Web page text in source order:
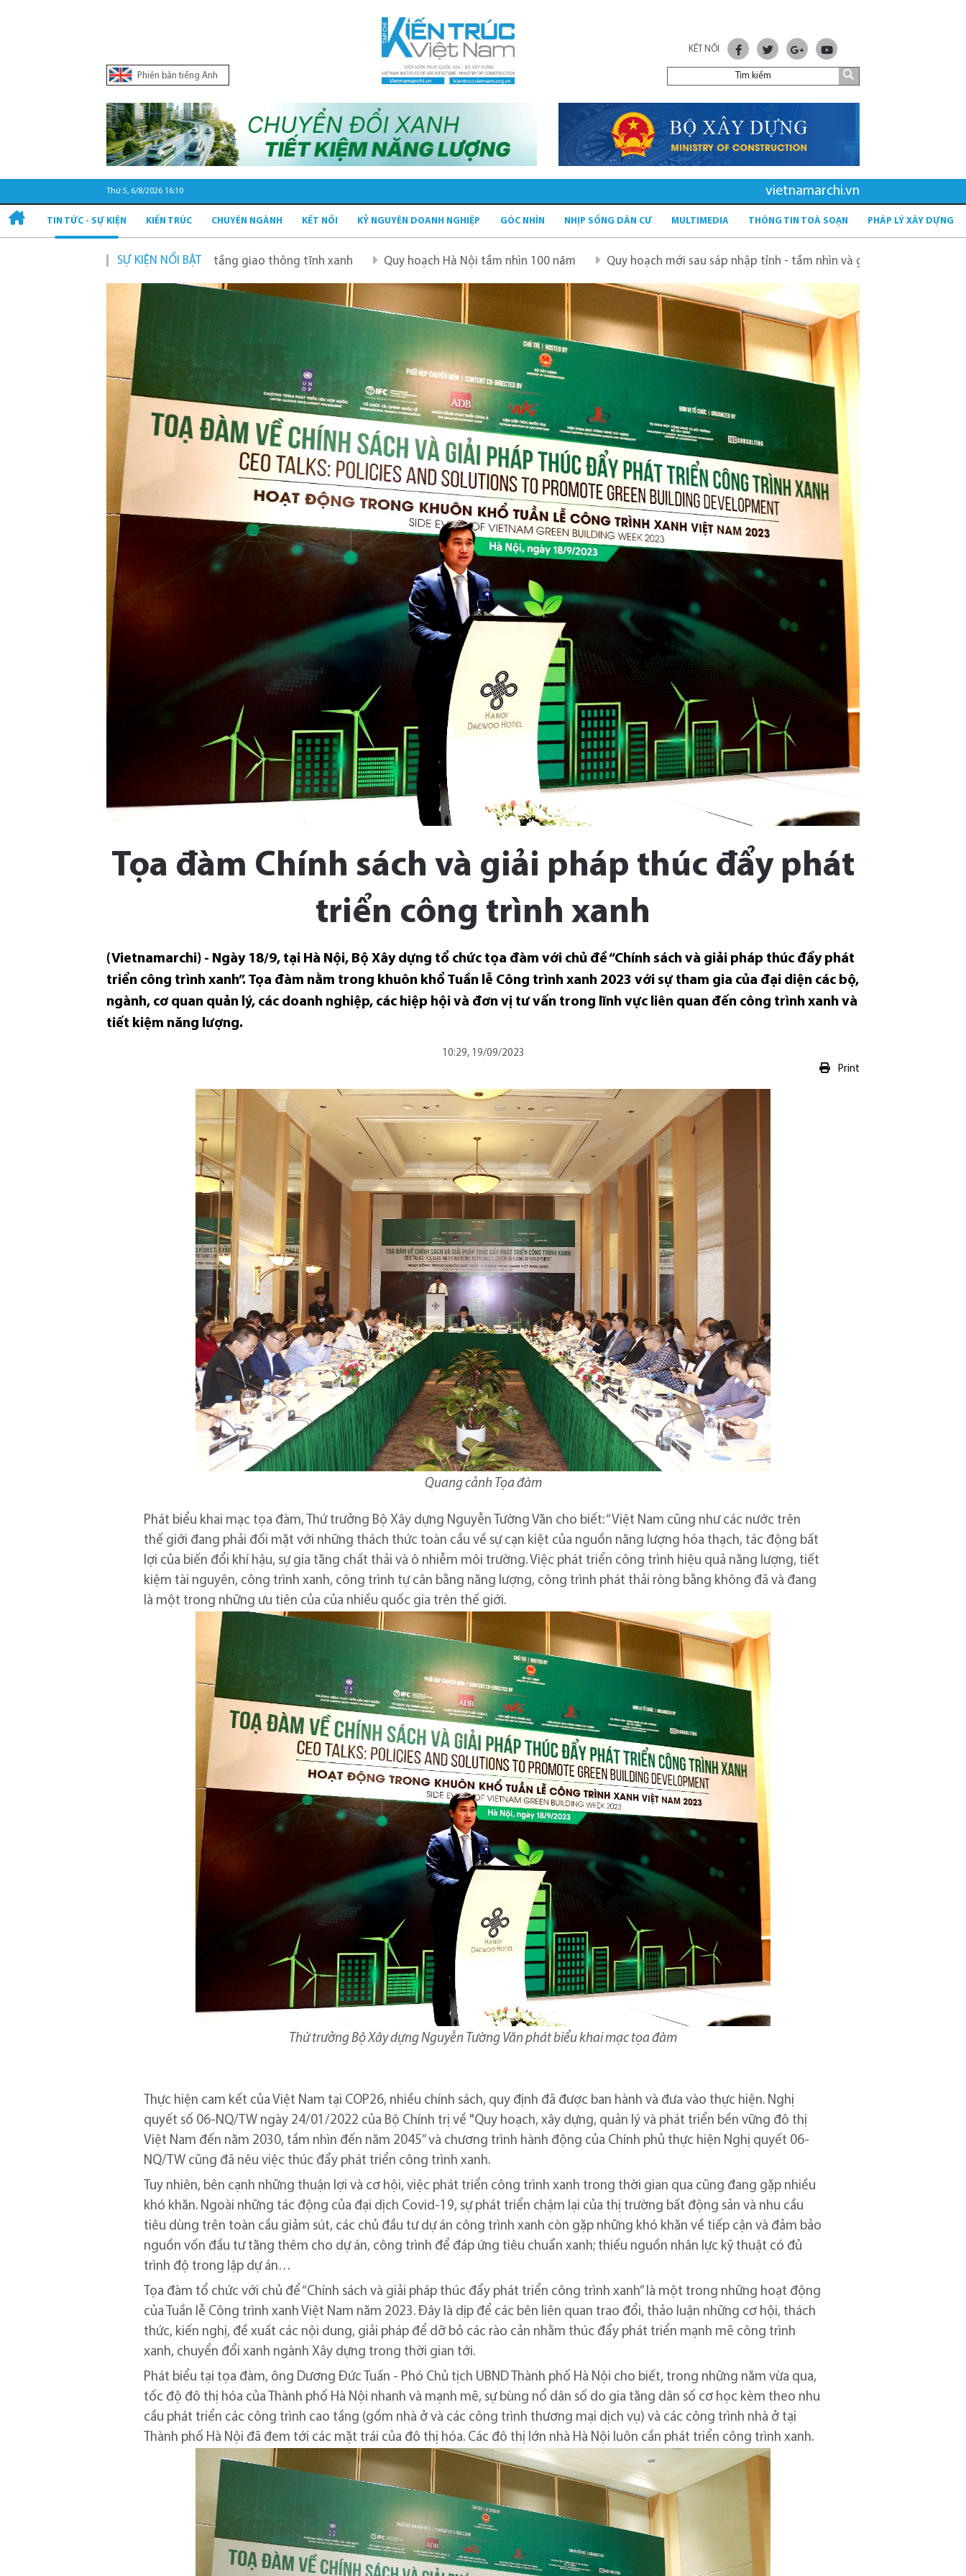
Phiên bản tiếng Anh
KẾT NỐI
Thứ 5, 6/8/2026 16:10 vietnamarchi.vn
TIN TỨC - SỰ KIỆN KIẾN TRÚC CHUYÊN NGÀNH KẾT NỐI KỶ NGUYÊN DOANH NGHIỆP GÓC NHÌN NHỊP SỐNG DÂN CƯ MULTIMEDIA THÔNG TIN TOÀ SOẠN PHÁP LÝ XÂY DỰNG
SỰ KIỆN NỔI BẬT
và phát triển hạ tầng giao thông tĩnh xanh Quy hoạch Hà Nội tầm nhìn 100 năm Quy hoạch mới sau sáp nhập tỉnh - tầm nhìn và giải pháp Kỳ vọng sông Hồng
Tọa đàm Chính sách và giải pháp thúc đẩy phát
triển công trình xanh
(Vietnamarchi) - Ngày 18/9, tại Hà Nội, Bộ Xây dựng tổ chức tọa đàm với chủ đề “Chính sách và giải pháp thúc đẩy phát
triển công trình xanh”. Tọa đàm nằm trong khuôn khổ Tuần lễ Công trình xanh 2023 với sự tham gia của đại diện các bộ,
ngành, cơ quan quản lý, các doanh nghiệp, các hiệp hội và đơn vị tư vấn trong lĩnh vực liên quan đến công trình xanh và
tiết kiệm năng lượng.
10:29, 19/09/2023
Print
Quang cảnh Tọa đàm
Phát biểu khai mạc tọa đàm, Thứ trưởng Bộ Xây dựng Nguyễn Tường Văn cho biết: “Việt Nam cũng như các nước trên
thế giới đang phải đối mặt với những thách thức toàn cầu về sự cạn kiệt của nguồn năng lượng hóa thạch, tác động bất
lợi của biến đổi khí hậu, sự gia tăng chất thải và ô nhiễm môi trường. Việc phát triển công trình hiệu quả năng lượng, tiết
kiệm tài nguyên, công trình xanh, công trình tự cân bằng năng lượng, công trình phát thải ròng bằng không đã và đang
là một trong những ưu tiên của của nhiều quốc gia trên thế giới.
Thứ trưởng Bộ Xây dựng Nguyễn Tường Văn phát biểu khai mạc tọa đàm
Thực hiện cam kết của Việt Nam tại COP26, nhiều chính sách, quy định đã được ban hành và đưa vào thực hiện. Nghị
quyết số 06-NQ/TW ngày 24/01/2022 của Bộ Chính trị về "Quy hoạch, xây dựng, quản lý và phát triển bền vững đô thị
Việt Nam đến năm 2030, tầm nhìn đến năm 2045” và chương trình hành động của Chính phủ thực hiện Nghị quyết 06-
NQ/TW cũng đã nêu việc thúc đẩy phát triển công trình xanh.
Tuy nhiên, bên cạnh những thuận lợi và cơ hội, việc phát triển công trình xanh trong thời gian qua cũng đang gặp nhiều
khó khăn. Ngoài những tác động của đại dịch Covid-19, sự phát triển chậm lại của thị trường bất động sản và nhu cầu
tiêu dùng trên toàn cầu giảm sút, các chủ đầu tư dự án công trình xanh còn gặp những khó khăn về tiếp cận và đảm bảo
nguồn vốn đầu tư tăng thêm cho dự án, công trình để đáp ứng tiêu chuẩn xanh; thiếu nguồn nhân lực kỹ thuật có đủ
trình độ trong lập dự án…
Tọa đàm tổ chức với chủ để “Chính sách và giải pháp thúc đẩy phát triển công trình xanh” là một trong những hoạt động
của Tuần lễ Công trình xanh Việt Nam năm 2023. Đây là dịp để các bên liên quan trao đổi, thảo luận những cơ hội, thách
thức, kiến nghị, đề xuất các nội dung, giải pháp để dỡ bỏ các rào cản nhằm thúc đẩy phát triển mạnh mẽ công trình
xanh, chuyển đổi xanh ngành Xây dựng trong thời gian tới.
Phát biểu tại tọa đàm, ông Dương Đức Tuấn - Phó Chủ tịch UBND Thành phố Hà Nội cho biết, trong những năm vừa qua,
tốc độ đô thị hóa của Thành phố Hà Nội nhanh và mạnh mẽ, sự bùng nổ dân số do gia tăng dân số cơ học kèm theo nhu
cầu phát triển các công trình cao tầng (gồm nhà ở và các công trình thương mại dịch vụ) và các công trình nhà ở tại
Thành phố Hà Nội đã đem tới các mặt trái của đô thị hóa. Các đô thị lớn nhà Hà Nội luôn cần phát triển công trình xanh.